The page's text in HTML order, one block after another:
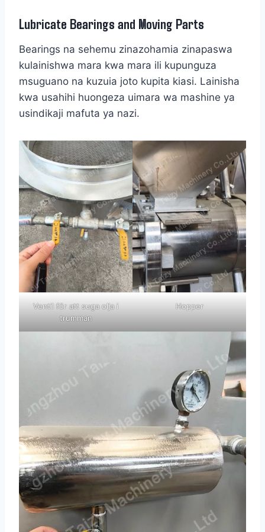
Lubricate Bearings and Moving Parts
Bearings na sehemu zinazohamia zinapaswa
kulainishwa mara kwa mara ili kupunguza
msuguano na kuzuia joto kupita kiasi. Lainisha
kwa usahihi huongeza uimara wa mashine ya
usindikaji mafuta ya nazi.
Ventil för att suga olja i
trumman
Hopper